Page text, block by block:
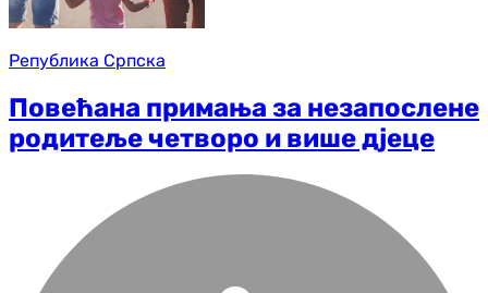
Република Српска
Повећана примања за незапослене
родитеље четворо и више дјеце